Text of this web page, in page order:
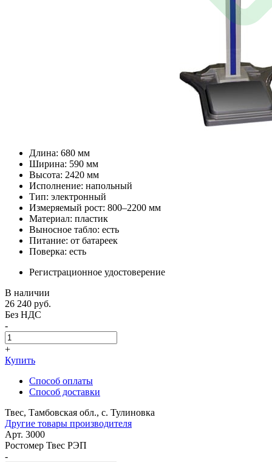
Длина: 680 мм
Ширина: 590 мм
Высота: 2420 мм
Исполнение: напольный
Тип: электронный
Измеряемый рост: 800–2200 мм
Материал: пластик
Выносное табло: есть
Питание: от батареек
Поверка: есть
Регистрационное удостоверение
В наличии
26 240 руб.
Без НДС
-
+
Купить
Способ оплаты
Способ доставки
Твес, Тамбовская обл., с. Тулиновка
Другие товары производителя
Арт. 3000
Ростомер Твес РЭП
-